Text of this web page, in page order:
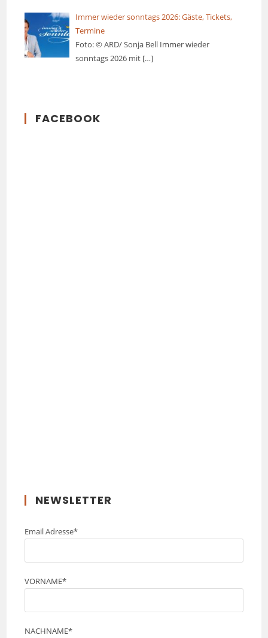
Immer wieder sonntags 2026: Gäste, Tickets,
Termine
Foto: © ARD/ Sonja Bell Immer wieder
sonntags 2026 mit […]
FACEBOOK
NEWSLETTER
Email Adresse*
VORNAME*
NACHNAME*